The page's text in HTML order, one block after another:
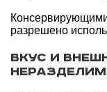
разрешено
Вкус и